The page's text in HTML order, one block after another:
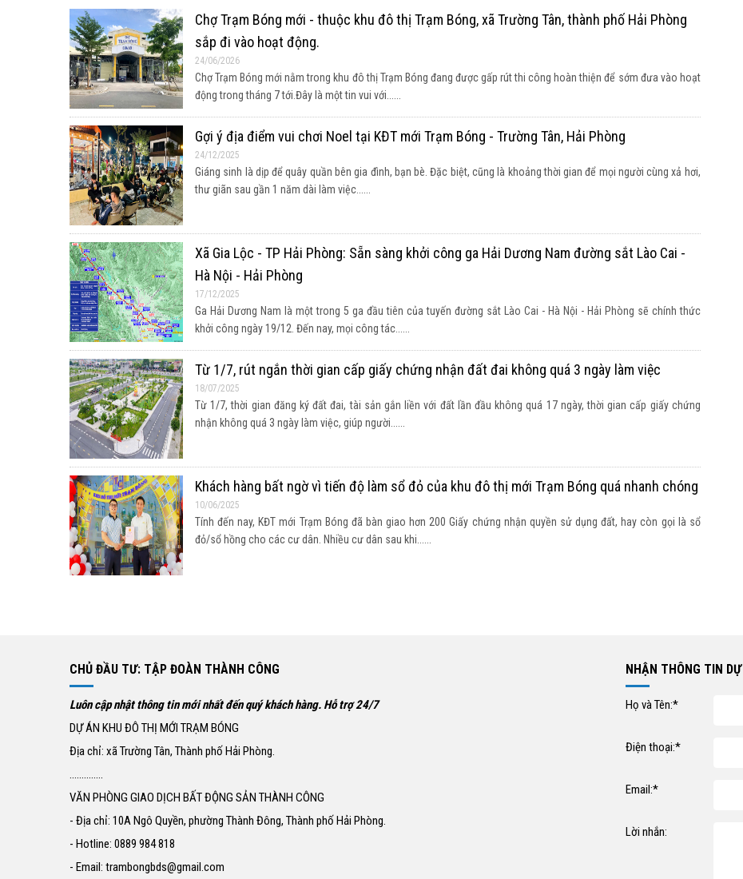
Chợ Trạm Bóng mới - thuộc khu đô thị Trạm Bóng, xã Trường Tân, thành phố Hải Phòng
sắp đi vào hoạt động.
24/06/2026
Chợ Trạm Bóng mới nằm trong khu đô thị Trạm Bóng đang được gấp rút thi công hoàn thiện để sớm đưa vào hoạt
động trong tháng 7 tới.Đây là một tin vui với......
Gợi ý địa điểm vui chơi Noel tại KĐT mới Trạm Bóng - Trường Tân, Hải Phòng
24/12/2025
Giáng sinh là dịp để quây quần bên gia đình, bạn bè. Đặc biệt, cũng là khoảng thời gian để mọi người cùng xả hơi,
thư giãn sau gần 1 năm dài làm việc......
Xã Gia Lộc - TP Hải Phòng: Sẵn sàng khởi công ga Hải Dương Nam đường sắt Lào Cai -
Hà Nội - Hải Phòng
17/12/2025
Ga Hải Dương Nam là một trong 5 ga đầu tiên của tuyến đường sắt Lào Cai - Hà Nội - Hải Phòng sẽ chính thức
khởi công ngày 19/12. Đến nay, mọi công tác......
Từ 1/7, rút ngắn thời gian cấp giấy chứng nhận đất đai không quá 3 ngày làm việc
18/07/2025
Từ 1/7, thời gian đăng ký đất đai, tài sản gắn liền với đất lần đầu không quá 17 ngày, thời gian cấp giấy chứng
nhận không quá 3 ngày làm việc, giúp người......
Khách hàng bất ngờ vì tiến độ làm sổ đỏ của khu đô thị mới Trạm Bóng quá nhanh chóng
10/06/2025
Tính đến nay, KĐT mới Trạm Bóng đã bàn giao hơn 200 Giấy chứng nhận quyền sử dụng đất, hay còn gọi là sổ
đỏ/sổ hồng cho các cư dân. Nhiều cư dân sau khi......
CHỦ ĐẦU TƯ: TẬP ĐOÀN THÀNH CÔNG
Luôn cập nhật thông tin mới nhất đến quý khách hàng. Hỗ trợ 24/7
DỰ ÁN KHU ĐÔ THỊ MỚI TRẠM BÓNG
Địa chỉ: xã Trường Tân, Thành phố Hải Phòng.
..............
VĂN PHÒNG GIAO DỊCH BẤT ĐỘNG SẢN THÀNH CÔNG
- Địa chỉ: 10A Ngô Quyền, phường Thành Đông, Thành phố Hải Phòng.
- Hotline: 0889 984 818
- Email: trambongbds@gmail.com
NHẬN THÔNG TIN DỰ
Họ và Tên:*
Điện thoại:*
Email:*
Lời nhắn: